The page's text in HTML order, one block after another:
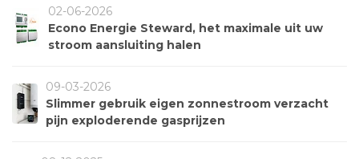
02-06-2026
Econo Energie Steward, het maximale uit uw
stroom aansluiting halen
09-03-2026
Slimmer gebruik eigen zonnestroom verzacht
pijn exploderende gasprijzen